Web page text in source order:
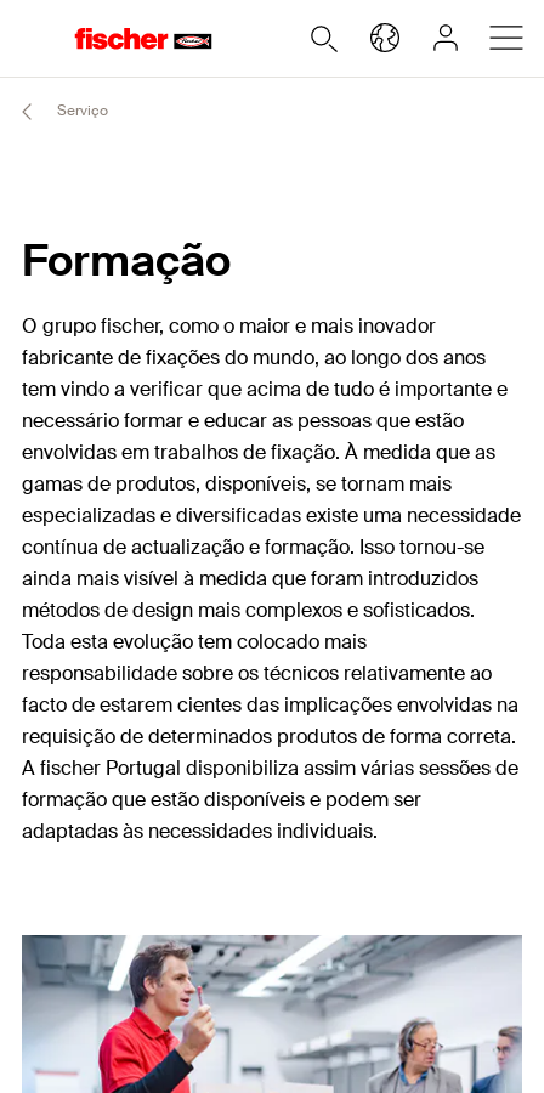
Serviço
Formação
O grupo fischer, como o maior e mais inovador
fabricante de fixações do mundo, ao longo dos anos
tem vindo a verificar que acima de tudo é importante e
necessário formar e educar as pessoas que estão
envolvidas em trabalhos de fixação. À medida que as
gamas de produtos, disponíveis, se tornam mais
especializadas e diversificadas existe uma necessidade
contínua de actualização e formação. Isso tornou-se
ainda mais visível à medida que foram introduzidos
métodos de design mais complexos e sofisticados.
Toda esta evolução tem colocado mais
responsabilidade sobre os técnicos relativamente ao
facto de estarem cientes das implicações envolvidas na
requisição de determinados produtos de forma correta.
A fischer Portugal disponibiliza assim várias sessões de
formação que estão disponíveis e podem ser
adaptadas às necessidades individuais.